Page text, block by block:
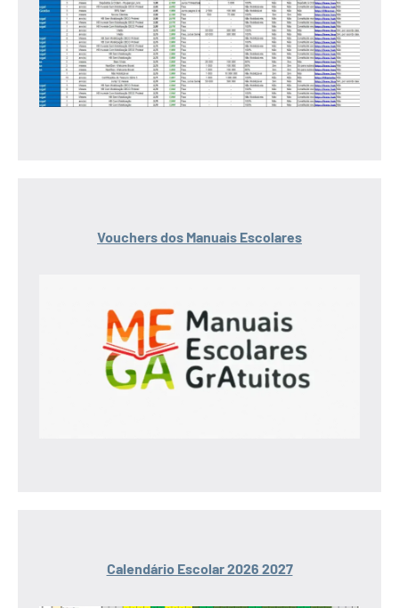
Vouchers dos Manuais Escolares
Calendário Escolar 2026 2027